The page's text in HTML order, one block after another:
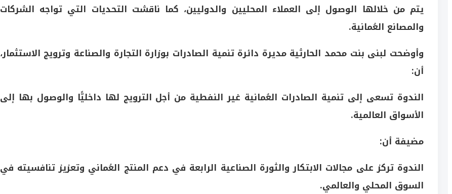
يتم من خلالها الوصول إلى العملاء المحليين والدوليين، كما ناقشت التحديات التي تواجه الشركات
والمصانع العُمانية.
وأوضحت لبنى بنت محمد الحارثية مديرة دائرة تنمية الصادرات بوزارة التجارة والصناعة وترويج الاستثمار،
أن:
الندوة تسعى إلى تنمية الصادرات العُمانية غير النفطية من أجل الترويج لها داخليًّا والوصول بها إلى
الأسواق العالمية.
مضيفة أن:
الندوة تركز على مجالات الابتكار والثورة الصناعية الرابعة في دعم المنتج العُماني وتعزيز تنافسيته في
السوق المحلي والعالمي.